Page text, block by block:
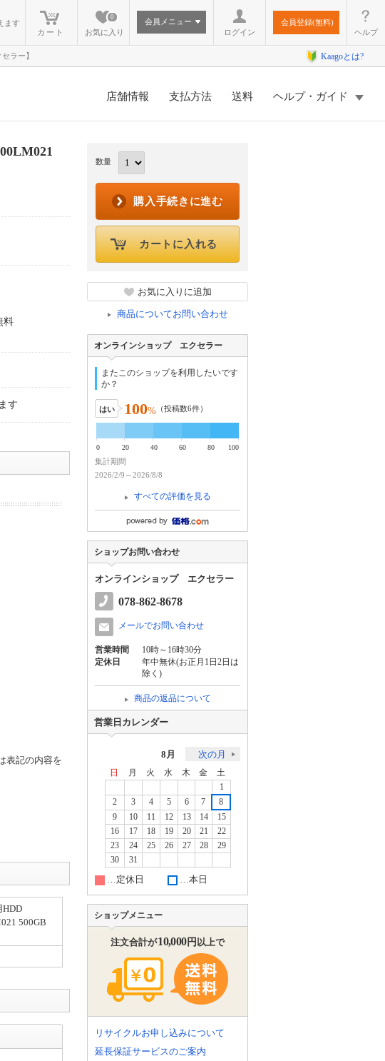
ます
カート
お気に入り
0
会員メニュー
ログイン
会員登録(無料)
ヘルプ
ラー】 Kaagoとは?
店舗情報 支払方法 送料 ヘルプ・ガイド
料
す
表記の内容を
HDD
500GB
数量
購入手続きに進む
カートに入れる
お気に入りに追加
商品についてお問い合わせ
オンラインショップ エクセラー
またこのショップを利用したいです
か？
はい 100% （投稿数6件）
0 20 40 60 80 100
集計期間
2026/2/9～2026/8/8
すべての評価を見る
ショップお問い合わせ
オンラインショップ エクセラー
078-862-8678
メールでお問い合わせ
営業時間
10時～16時30分
定休日
年中無休(お正月1日2日は
除く)
商品の返品について
営業日カレンダー
8月 次の月
日 月 火 水 木 金
土
1
2
3 4 5 6 7
8
9
10 11 12 13 14
15
16
17 18 19 20 21
22
23
24 25 26 27 28
29
30
31
…定休日 …本日
ショップメニュー
注文合計が10,000 円 以上で
リサイクルお申し込みについて
延長保証サービスのご案内